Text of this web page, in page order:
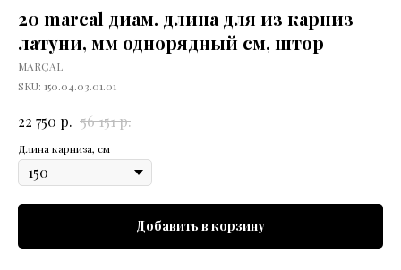
20 marcal диам. длина для из карниз
латуни, мм однорядный см, штор
MARÇAL
SKU: 150.04.03.01.01
22 750 р. 56 151р.
Длина карниза, см
Добавить в корзину